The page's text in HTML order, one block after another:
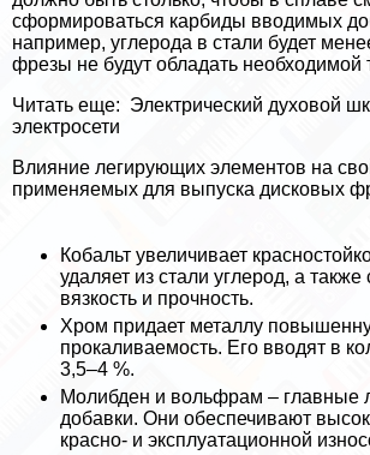
сформироваться карбиды вводимых
например, углерода в стали будет
фрезы не будут обладать необходимой
Читать еще: Электрический духовой
электросети
Влияние легирующих элементов на
применяемых для выпуска дисковых
Кобальт увеличивает
удаляет из стали углерод, а
вязкость и прочность.
Хром придает металлу
прокаливаемость. Его вводят в
3,5–4 %.
Молибден и вольфрам – главные
добавки. Они обеспечивают
красно- и эксплуатационной